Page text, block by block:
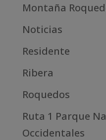
Montaña
Noticias
Residente
Ribera
Roquedos
Ruta 1 Parque
Occidentales